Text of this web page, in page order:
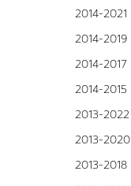
2014-2021
2014-2019
2014-2017
2014-2015
2013-2022
2013-2020
2013-2018